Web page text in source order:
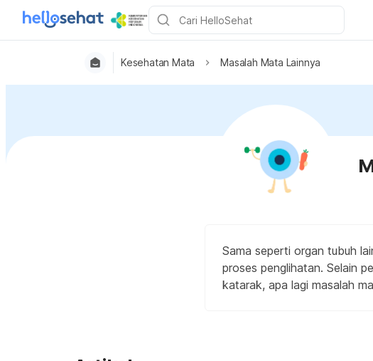
Kesehatan Mata Masalah Mata Lainnya
Sama seperti organ tubuh
proses penglihatan. Selain
katarak, apa lagi masalah